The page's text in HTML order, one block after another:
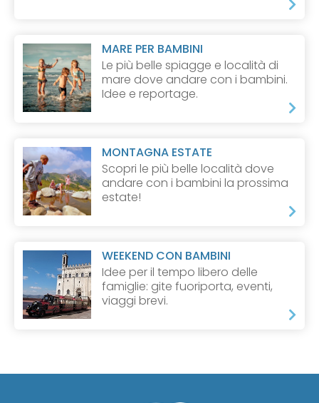
MARE PER BAMBINI
Le più belle spiagge e località di
mare dove andare con i bambini.
Idee e reportage.
MONTAGNA ESTATE
Scopri le più belle località dove
andare con i bambini la prossima
estate!
WEEKEND CON BAMBINI
Idee per il tempo libero delle
famiglie: gite fuoriporta, eventi,
viaggi brevi.